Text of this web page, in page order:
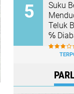
Suku
Teluk
℅